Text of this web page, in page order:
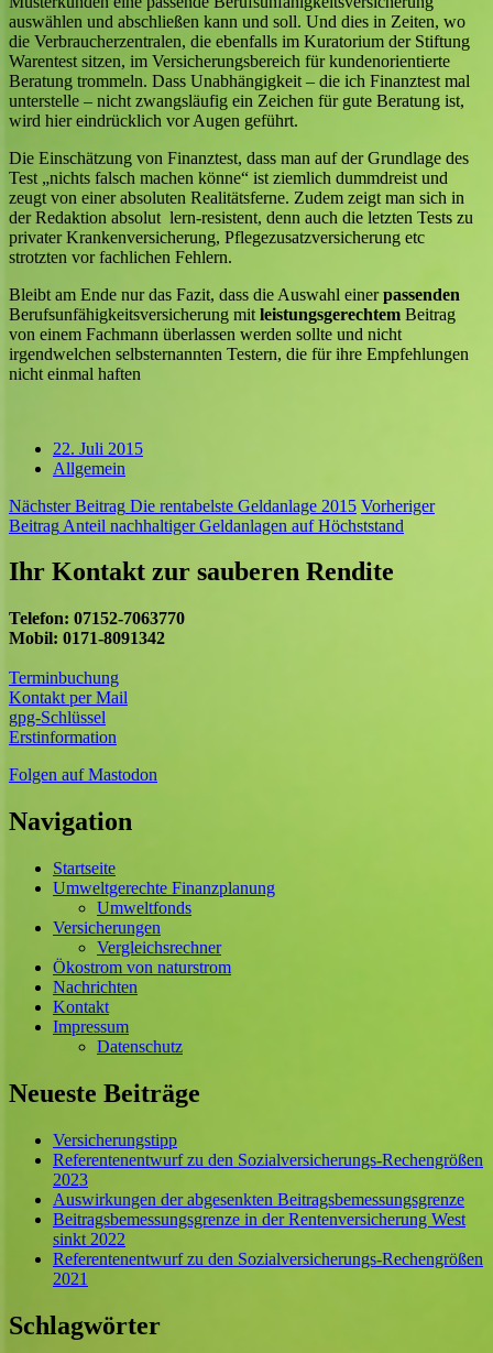
auswählen und abschließen kann und soll. Und dies in Zeiten, wo
die Verbraucherzentralen, die ebenfalls im Kuratorium der Stiftung
Warentest sitzen, im Versicherungsbereich für kundenorientierte
Beratung trommeln. Dass Unabhängigkeit – die ich Finanztest mal
unterstelle – nicht zwangsläufig ein Zeichen für gute Beratung ist,
wird hier eindrücklich vor Augen geführt.
Die Einschätzung von Finanztest, dass man auf der Grundlage des
Test „nichts falsch machen könne“ ist ziemlich dummdreist und
zeugt von einer absoluten Realitätsferne. Zudem zeigt man sich in
der Redaktion absolut lern-resistent, denn auch die letzten Tests zu
privater Krankenversicherung, Pflegezusatzversicherung etc
strotzten vor fachlichen Fehlern.
Bleibt am Ende nur das Fazit, dass die Auswahl einerpassenden
Berufsunfähigkeitsversicherung mit leistungsgerechtem Beitrag
von einem Fachmann überlassen werden sollte und nicht
irgendwelchen selbsternannten Testern, die für ihre Empfehlungen
nicht einmal haften
22. Juli 2015
Allgemein
Nächster Beitrag Die rentabelste Geldanlage 2015 Vorheriger
Beitrag Anteil nachhaltiger Geldanlagen auf Höchststand
Ihr Kontakt zur sauberen Rendite
Telefon: 07152-7063770
Mobil: 0171-8091342
Terminbuchung
Kontakt per Mail
gpg-Schlüssel
Erstinformation
Folgen auf Mastodon
Navigation
Startseite
Umweltgerechte Finanzplanung
Umweltfonds
Versicherungen
Vergleichsrechner
Ökostrom von naturstrom
Nachrichten
Kontakt
Impressum
Datenschutz
Neueste Beiträge
Versicherungstipp
Referentenentwurf zu den Sozialversicherungs-Rechengrößen
2023
Auswirkungen der abgesenkten Beitragsbemessungsgrenze
Beitragsbemessungsgrenze in der Rentenversicherung West
sinkt 2022
Referentenentwurf zu den Sozialversicherungs-Rechengrößen
2021
Schlagwörter